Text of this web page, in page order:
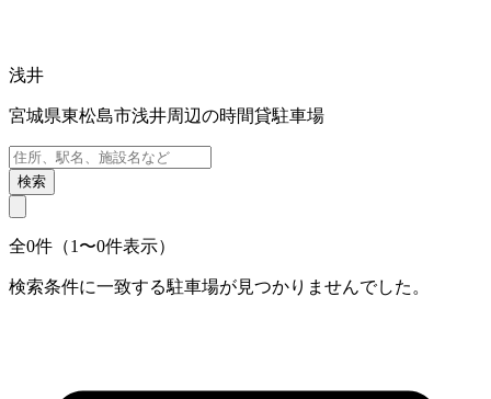
浅井
宮城県東松島市浅井周辺の時間貸駐車場
検索
全0件（1〜0件表示）
検索条件に一致する駐車場が見つかりませんでした。